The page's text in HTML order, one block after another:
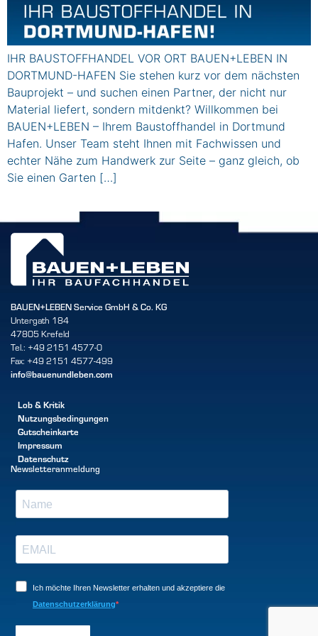
IHR BAUSTOFFHANDEL VOR ORT BAUEN+LEBEN IN
DORTMUND-HAFEN Sie stehen kurz vor dem nächsten
Bauprojekt – und suchen einen Partner, der nicht nur
Material liefert, sondern mitdenkt? Willkommen bei
BAUEN+LEBEN – Ihrem Baustoffhandel in Dortmund
Hafen. Unser Team steht Ihnen mit Fachwissen und
echter Nähe zum Handwerk zur Seite – ganz gleich, ob
Sie einen Garten […]
BAUEN+LEBEN Service GmbH & Co. KG
Untergath 184
47805 Krefeld
Tel.: +49 2151 4577-0
Fax: +49 2151 4577-499
info@bauenundleben.com
Lob & Kritik
Nutzungsbedingungen
Gutscheinkarte
Impressum
Datenschutz
Newsletteranmeldung
Ich möchte Ihren Newsletter erhalten und akzeptiere die
Datenschutzerklärung